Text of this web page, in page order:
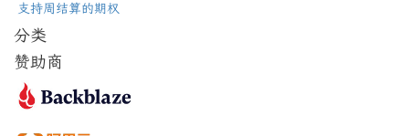
支持周结算的期权
分类
赞助商